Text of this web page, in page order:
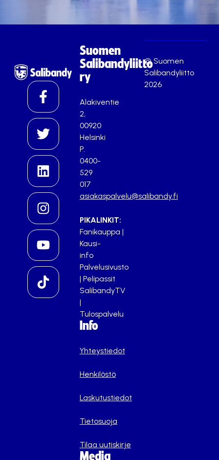
Suomen
Salibandyliitto
ry
Alakiventie
2,
00920
Helsinki
P.
0400-
529
017
asiakaspalvelu@salibandy.fi
PIKALINKIT:
Fanikauppa |
Kausi-
info
Palvelusivusto
| Pelipassit
SalibandyTV
|
Tulospalvelu
Info
Yhteystiedot
Henkilöstö
Laskutustiedot
Tietosuoja
Tilaa uutiskirje
Media
© Suomen
Salibandyliitto
2026